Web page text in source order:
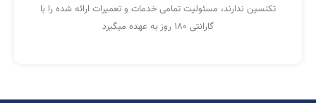
تکنسین ندارند، مسئولیت تمامی خدمات و تعمیرات ارائه شده را با
گارانتی ۱۸۰ روز به عهده میگیرد